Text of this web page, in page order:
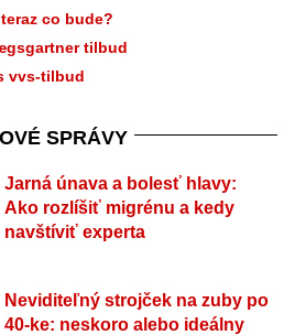
co bude?
tilbud
vvs-tilbud
SPRÁVY
Jarná únava a bolesť hlavy:
Ako rozlíšiť migrénu a kedy
navštíviť experta
Neviditeľný strojček na zuby po
40-ke: neskoro alebo ideálny